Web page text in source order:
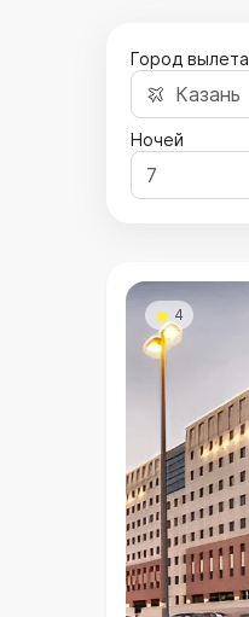
Город вылета
Казань
Ночей
7
4